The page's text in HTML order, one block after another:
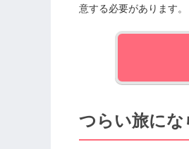
意する必要があります
つらい旅に